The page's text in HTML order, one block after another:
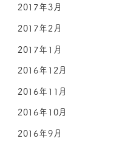
2017年3月
2017年2月
2017年1月
2016年12月
2016年11月
2016年10月
2016年9月